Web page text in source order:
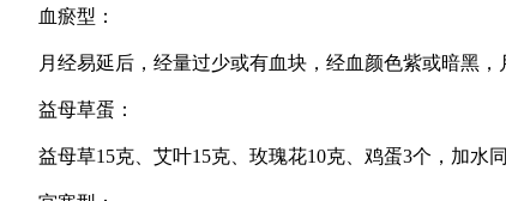
血瘀型：
月经易延后，经量过少或有血块，经血颜色紫或暗黑，
益母草蛋：
益母草15克、艾叶15克、玫瑰花10克、鸡蛋3个，加水